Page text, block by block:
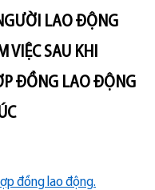
LAO ĐỘNG
VIỆC SAU KHI
ĐỒNG LAO ĐỘNG
đồng lao động.